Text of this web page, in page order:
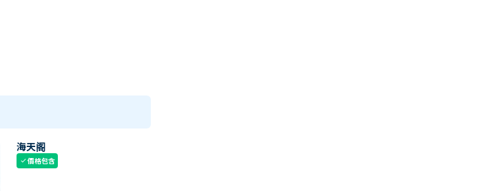
海天阁
check價格包含